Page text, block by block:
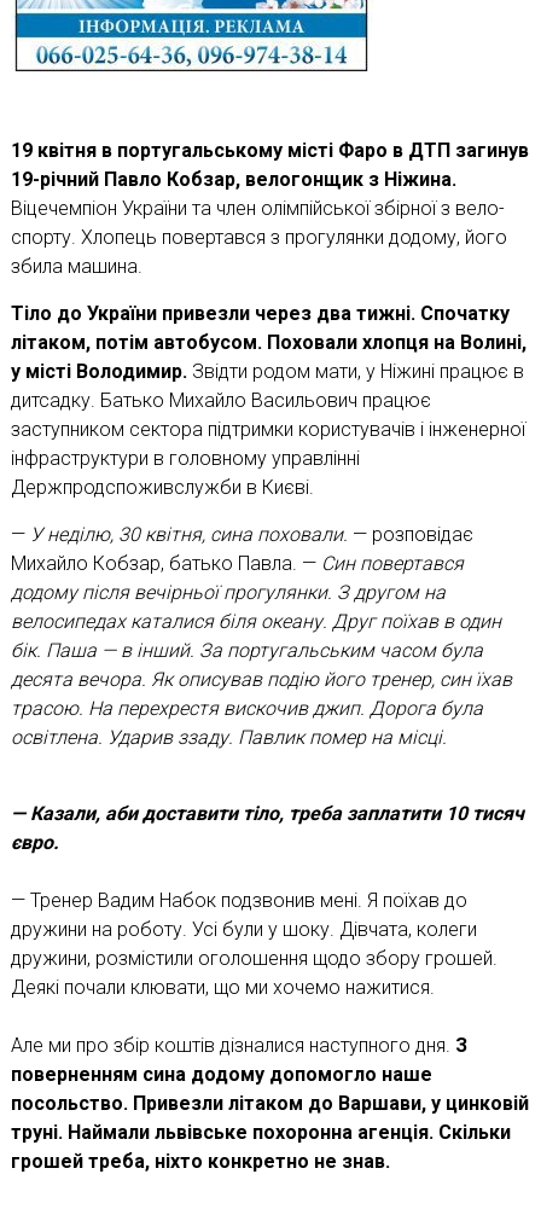
19 квітня в португальсько­му місті Фаро в ДТП загинув
19-річний Павло Кобзар, велогонщик з Ніжина.
Віцечемпіон України та член олімпійської збірної з вело­
спорту. Хлопець повертався з прогулянки додому, його
збила машина.
Тіло до України привезли через два тижні. Спочатку
літаком, потім автобусом. Поховали хлопця на Волині,
у місті Володимир.Звідти родом мати, у Ніжині працює в
дитсадку. Батько Михайло Васильович працює
заступником сектора підтримки користувачів і інженерної
інфраструктури в головному управлінні
Держпродспоживслужби в Києві.
— У неділю, 30 квітня, сина поховали. — розповідає
Михайло Кобзар, батько Павла. — Син повертався
додому після вечірньої прогулянки. З другом на
велосипедах каталися біля океану. Друг поїхав в один
бік. Паша — в інший. За порту­гальським часом була
десята вечора. Як описував подію його тренер, син їхав
трасою. На перехрестя вискочив джип. Дорога була
освітлена. Ударив ззаду. Павлик помер на місці.
— Казали, аби доставити тіло, треба заплати­ти 10 тисяч
євро.
— Тренер Вадим Набок подзвонив мені. Я поїхав до
дружини на роботу. Усі були у шоку. Дівчата, колеги
дружини, розмістили оголошення щодо збору грошей.
Деякі почали клювати, що ми хочемо нажитися.
Але ми про збір коштів дізналися наступного дня. З
поверненням сина додому допомогло наше
посольство. Привезли літаком до Варшави, у цинковій
труні. Наймали львівське похоронна агенція. Скільки
грошей треба, ніхто конкретно не знав.